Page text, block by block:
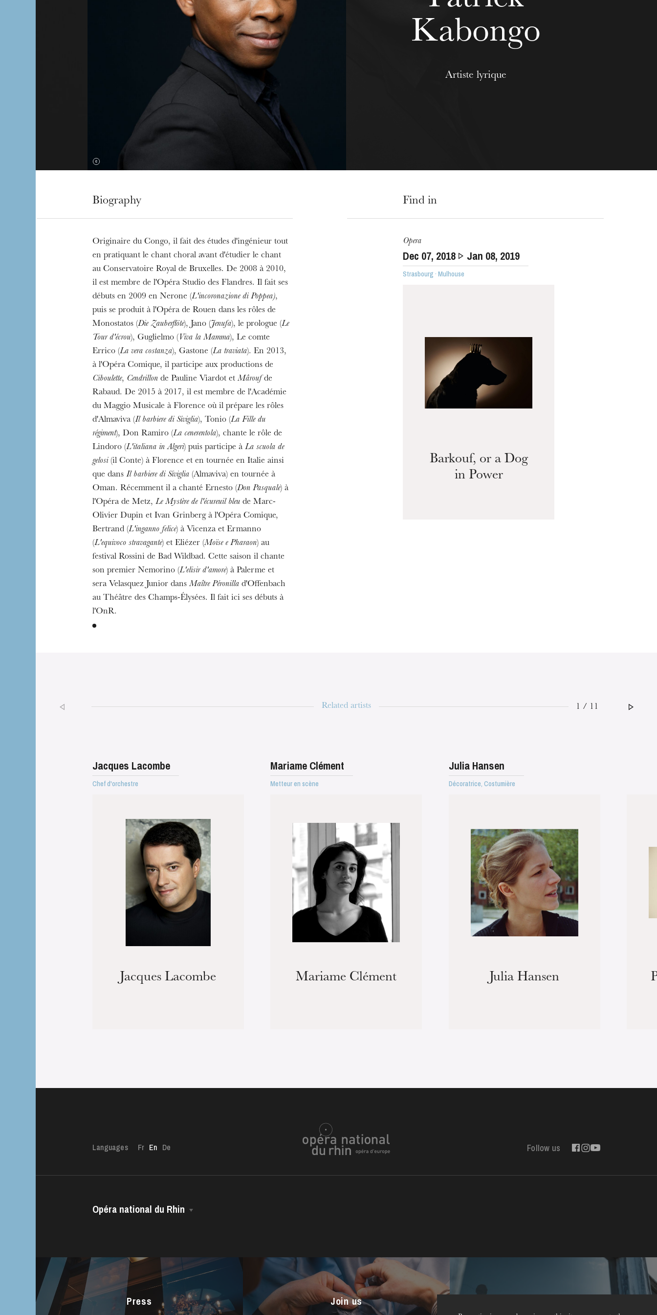
The OnR with you
Guided tours of the Opera
House
Kabongo
Artiste lyrique
Biography
Originaire du Congo, il fait des études d'ingénieur tout
en pratiquant le chant choral avant d'étudier le chant
au Conservatoire Royal de Bruxelles. De 2008 à 2010,
il est membre de l'Opéra Studio des Flandres. Il fait ses
débuts en 2009 en Nerone (L'incoronazione di Poppea),
puis se produit à l'Opéra de Rouen dans les rôles de
Monostatos (Die Zauberflöte), Jano (Jenufa), le prologue (Le
Tour d'écrou), Guglielmo ( Viva la Mamma), Le comte
Errico (La vera costanza), Gastone (La traviata). En 2013,
à l'Opéra Comique, il participe aux productions de
Ciboulette, Cendrillonde Pauline Viardot etMâroufde
Rabaud. De 2015 à 2017, il est membre de l'Académie
du Maggio Musicale à Florence où il prépare les rôles
d'Almaviva (Il barbiere di Siviglia), Tonio (La Fille du
régiment), Don Ramiro (La cenerentola), chante le rôle de
Lindoro (L'italiana in Algeri) puis participe à La scuola de
gelosi(il Conte) à Florence et en tournée en Italie ainsi
que dans Il barbiere di Siviglia(Almaviva) en tournée à
Oman. Récemment il a chanté Ernesto (Don Pasquale) à
l'Opéra de Metz, Le Mystère de l'écureuil bleude Marc-
Olivier Dupin et Ivan Grinberg à l'Opéra Comique,
Bertrand (L'inganno felice) à Vicenza et Ermanno
(L'equivoco stravagante) et Eliézer (Moïse e Pharaon) au
festival Rossini de Bad Wildbad. Cette saison il chante
son premier Nemorino (L'elisir d'amore) à Palerme et
sera Velasquez Junior dansMaître Péronillad'Offenbach
au Théâtre des Champs-Élysées. Il fait ici ses débuts à
l'OnR.
Find in
Opera
Dec 07, 2018 Jan 08, 2019
Strasbourg · Mulhouse
Barkouf, or a Dog
in Power
Related artists 1 / 11
Jacques Lacombe
Chef d'orchestre
Jacques Lacombe
Mariame Clément
Metteur en scène
Mariame Clément
Julia Hansen
Décoratrice, Costumière
Julia Hansen
Languages Fr En De Follow us
Opéra national du Rhin
Managing Director
The Opéra national du Rhin Ballet
Choir
The Opéra Studio
Press Join us